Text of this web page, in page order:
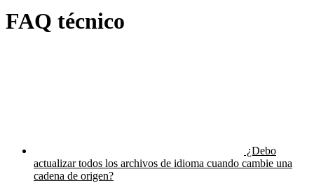
FAQ técnico
¿Debo
actualizar todos los archivos de idioma cuando cambie una
cadena de origen?